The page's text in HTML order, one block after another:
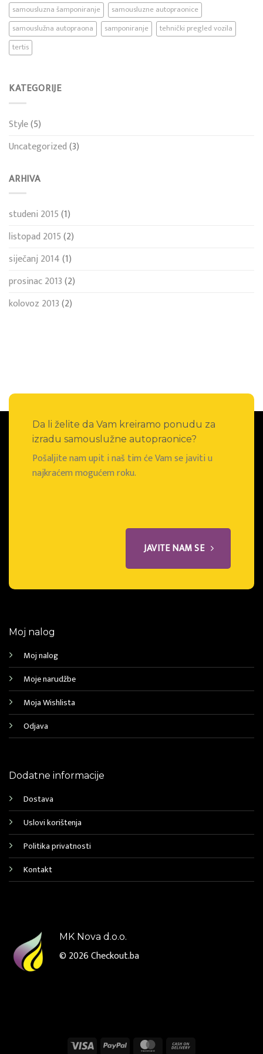
samousluzna šamponiranje
samousluzne autopraonice
samouslužna autopraona
samponiranje
tehnički pregled vozila
tertis
KATEGORIJE
Style(5)
Uncategorized(3)
ARHIVA
studeni 2015(1)
listopad 2015(2)
siječanj 2014(1)
prosinac 2013(2)
kolovoz 2013(2)
Da li želite da Vam kreiramo ponudu za
izradu samouslužne autopraonice?
Pošaljite nam upit i naš tim će Vam se javiti u
najkraćem mogućem roku.
JAVITE NAM SE
Moj nalog
Moj nalog
Moje narudžbe
Moja Wishlista
Odjava
Dodatne informacije
Dostava
Uslovi korištenja
Politika privatnosti
Kontakt
MK Nova d.o.o.
© 2026Checkout.ba